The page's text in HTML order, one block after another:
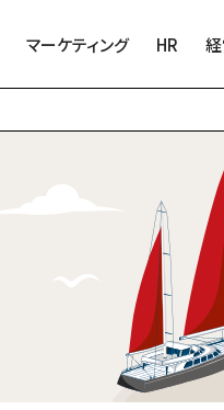
マーケティング HR